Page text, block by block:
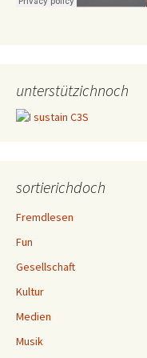
unterstützichnoch
sortierichdoch
Fremdlesen
Fun
Gesellschaft
Kultur
Medien
Musik